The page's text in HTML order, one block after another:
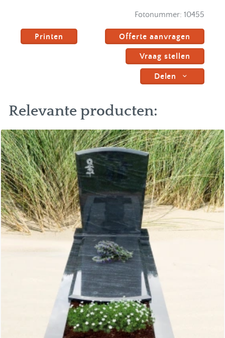
Fotonummer: 10455
Offerte aanvragen
Vraag stellen
Delen
Printen
Relevante producten: